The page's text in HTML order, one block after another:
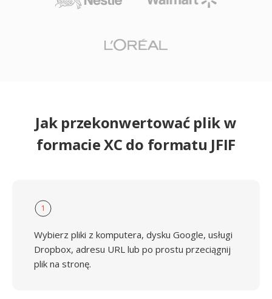
Jak przekonwertować plik w
formacie XC do formatu JFIF
1
Wybierz pliki z komputera, dysku Google, usługi
Dropbox, adresu URL lub po prostu przeciągnij
plik na stronę.